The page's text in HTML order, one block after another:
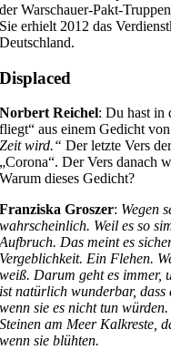
der Warschauer-Pakt-
Sie erhielt 2012 das
Deutschland.
Displaced
Norbert Reichel: Du hast in
fliegt“ aus einem Gedicht
Zeit wird.“ Der letzte Vers
„Corona“. Der Vers danach
Warum dieses Gedicht?
Franziska Groszer: Wegen
wahrscheinlich. Weil es so
Aufbruch. Das meint es
Vergeblichkeit. Ein Flehen.
weiß. Darum geht es immer,
ist natürlich wunderbar, dass
wenn sie es nicht tun
Steinen am Meer Kalkreste,
wenn sie blühten.